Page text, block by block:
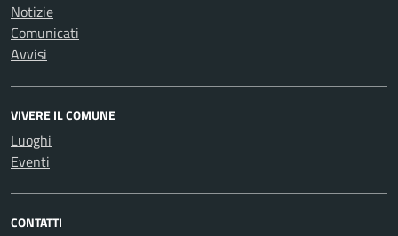
Notizie
Comunicati
Avvisi
VIVERE IL COMUNE
Luoghi
Eventi
CONTATTI